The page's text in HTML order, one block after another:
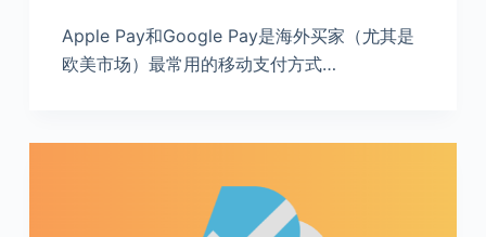
Apple Pay和Google Pay是海外买家（尤其是
欧美市场）最常用的移动支付方式…